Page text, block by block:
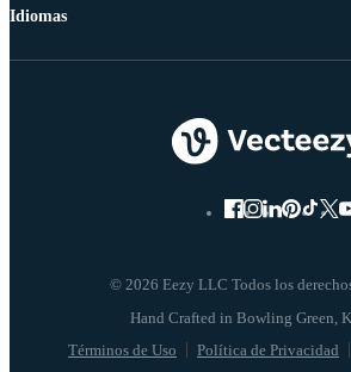
© 2026 Eezy LLC Todos los
Términos de Uso Política de Privacidad
Idiomas